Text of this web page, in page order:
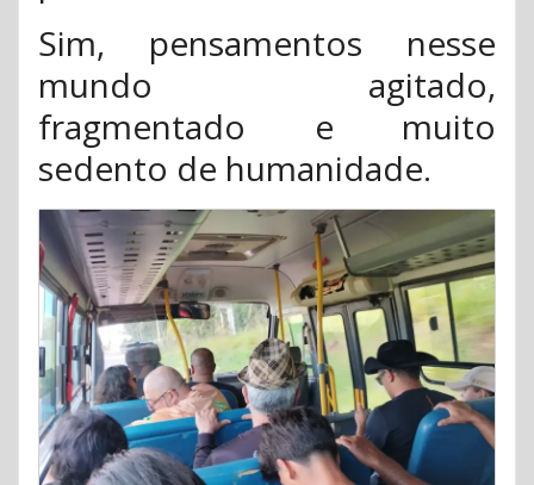
Sim, pensamentos nesse
mundo agitado,
fragmentado e muito
sedento de humanidade.